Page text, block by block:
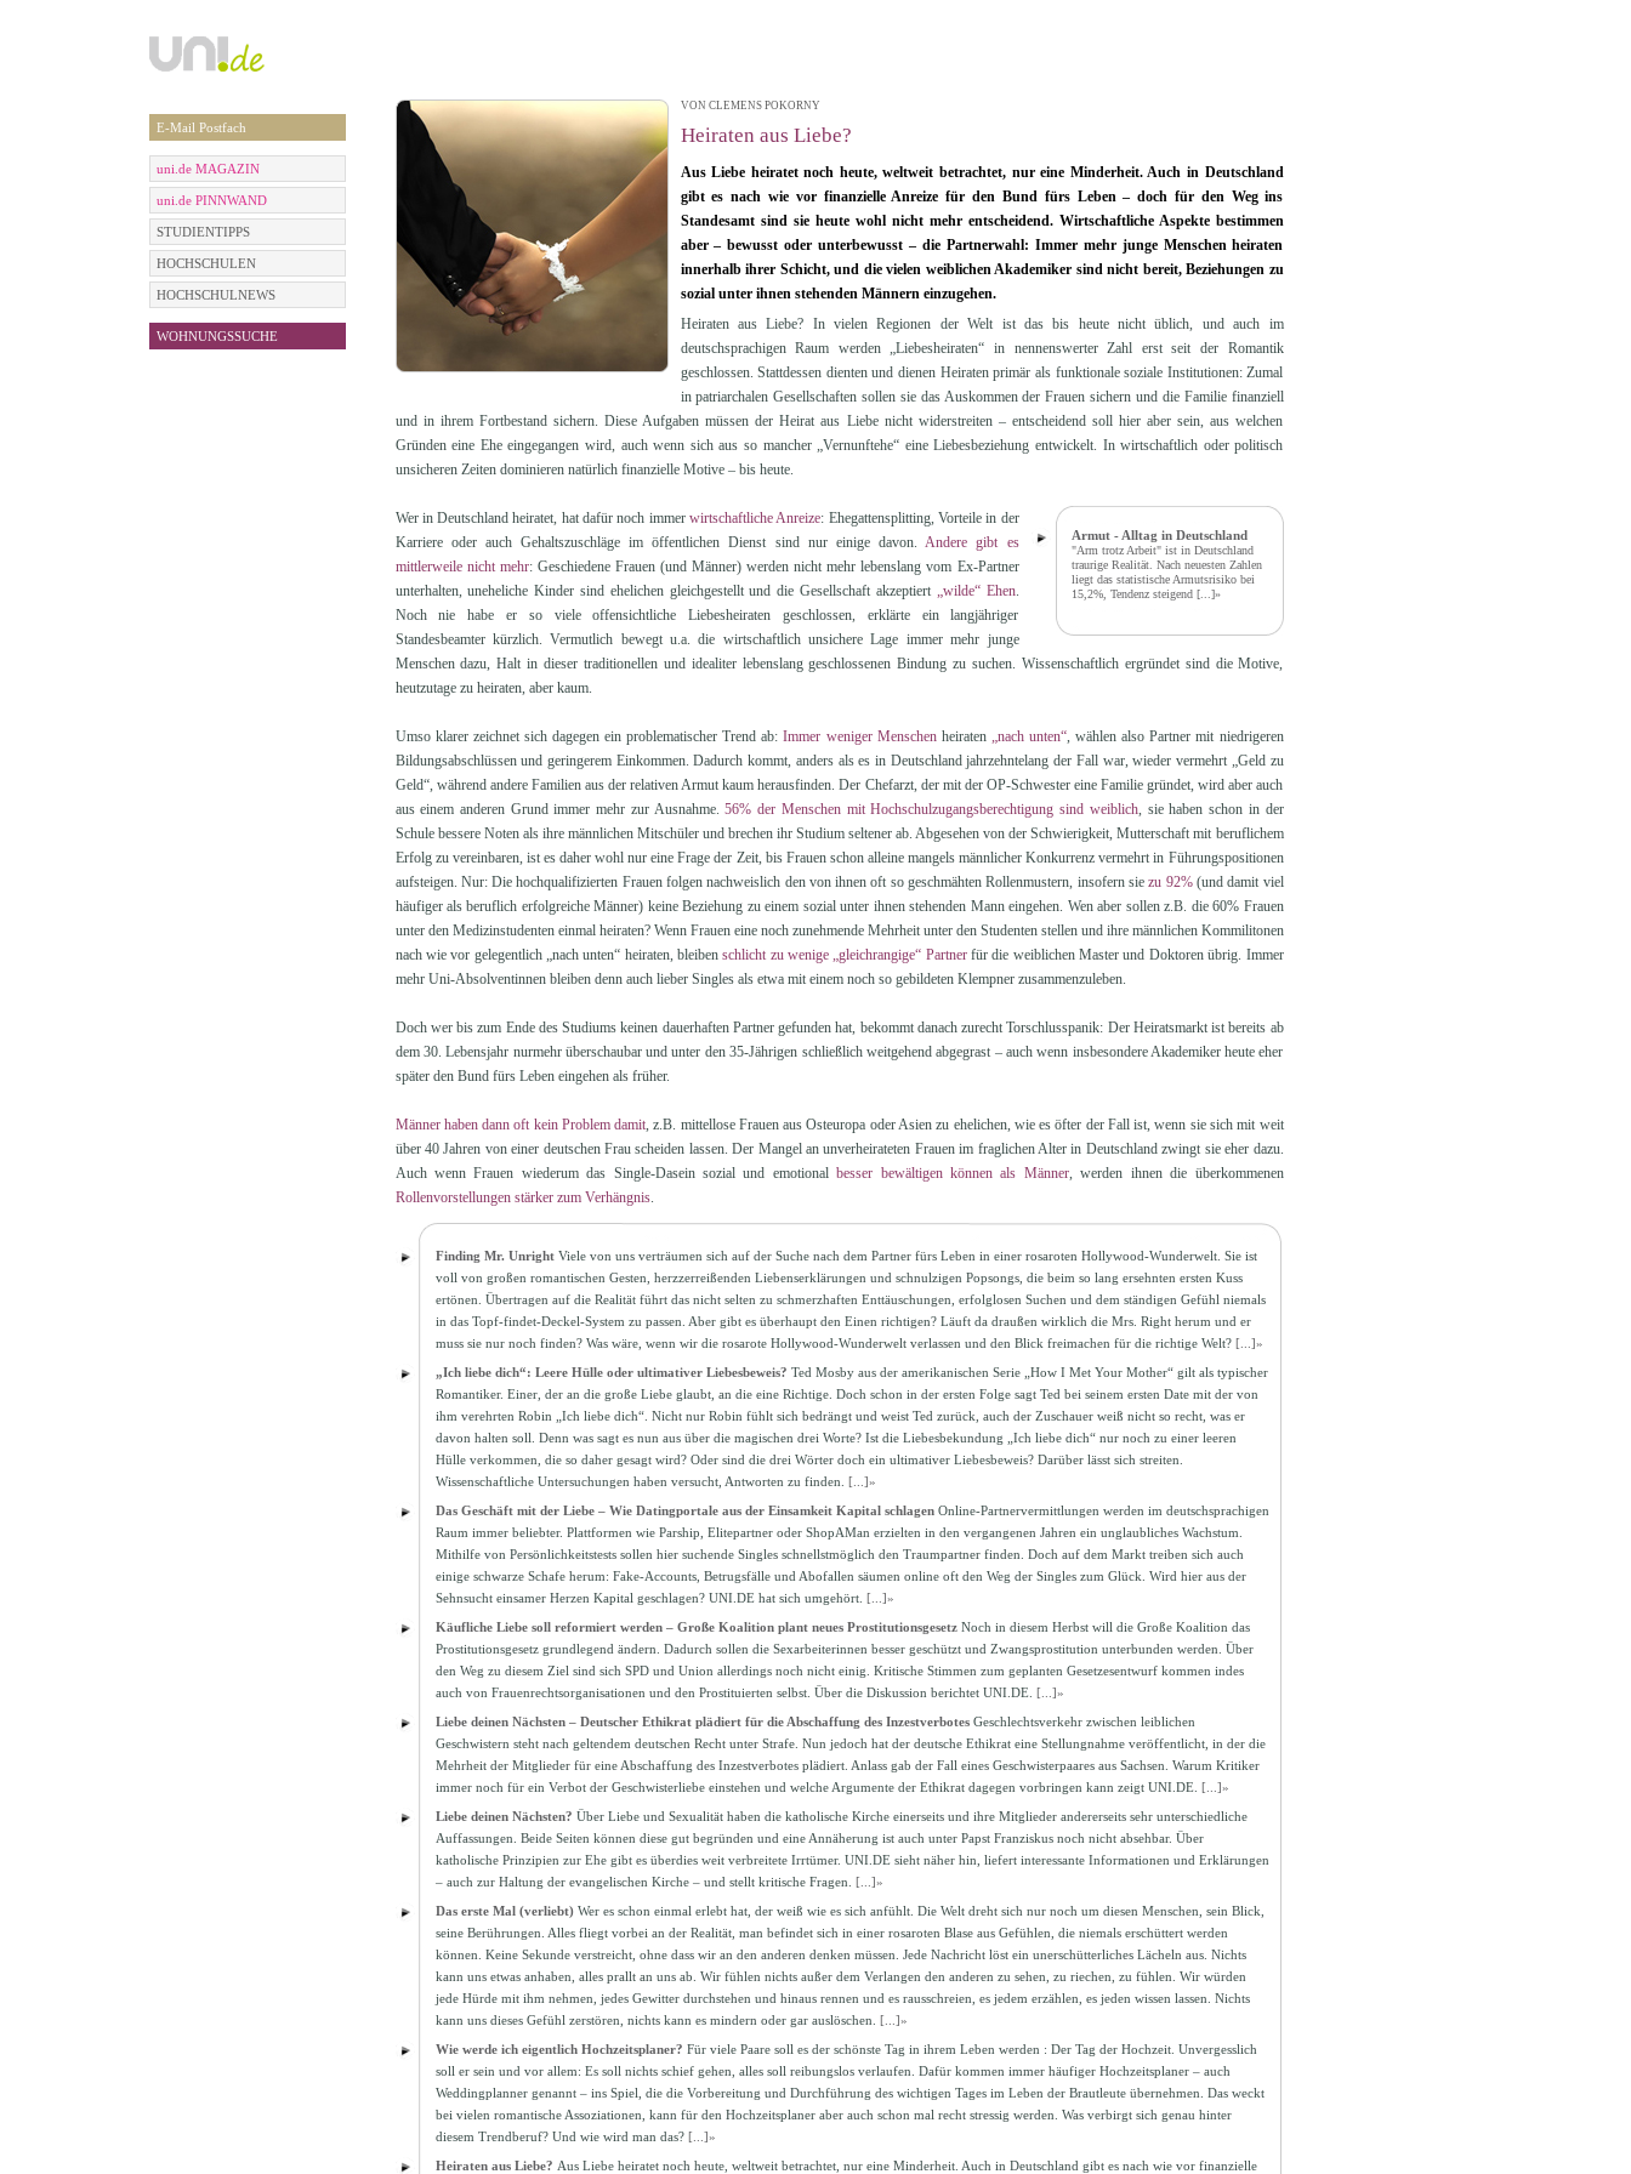
E-Mail Postfach
uni.de MAGAZIN
uni.de PINNWAND
STUDIENTIPPS
HOCHSCHULEN
HOCHSCHULNEWS
WOHNUNGSSUCHE
VON CLEMENS POKORNY
Heiraten aus Liebe?
Aus Liebe heiratet noch heute, weltweit betrachtet, nur eine Minderheit. Auch in Deutschland
gibt es nach wie vor finanzielle Anreize für den Bund fürs Leben – doch für den Weg ins
Standesamt sind sie heute wohl nicht mehr entscheidend. Wirtschaftliche Aspekte bestimmen
aber – bewusst oder unterbewusst – die Partnerwahl: Immer mehr junge Menschen heiraten
innerhalb ihrer Schicht, und die vielen weiblichen Akademiker sind nicht bereit, Beziehungen zu
sozial unter ihnen stehenden Männern einzugehen.
Heiraten aus Liebe? In vielen Regionen der Welt ist das bis heute nicht üblich, und auch im
deutschsprachigen Raum werden „Liebesheiraten“ in nennenswerter Zahl erst seit der Romantik
geschlossen. Stattdessen dienten und dienen Heiraten primär als funktionale soziale Institutionen: Zumal
in patriarchalen Gesellschaften sollen sie das Auskommen der Frauen sichern und die Familie finanziell
und in ihrem Fortbestand sichern. Diese Aufgaben müssen der Heirat aus Liebe nicht widerstreiten – entscheidend soll hier aber sein, aus welchen
Gründen eine Ehe eingegangen wird, auch wenn sich aus so mancher „Vernunftehe“ eine Liebesbeziehung entwickelt. In wirtschaftlich oder politisch
unsicheren Zeiten dominieren natürlich finanzielle Motive – bis heute.
Armut - Alltag in Deutschland
"Arm trotz Arbeit" ist in Deutschland
traurige Realität. Nach neuesten Zahlen
liegt das statistische Armutsrisiko bei
15,2%, Tendenz steigend [...]»
Wer in Deutschland heiratet, hat dafür noch immer wirtschaftliche Anreize: Ehegattensplitting, Vorteile in der
Karriere oder auch Gehaltszuschläge im öffentlichen Dienst sind nur einige davon.Andere gibt es
mittlerweile nicht mehr: Geschiedene Frauen (und Männer) werden nicht mehr lebenslang vom Ex-Partner
unterhalten, uneheliche Kinder sind ehelichen gleichgestellt und die Gesellschaft akzeptiert „wilde“ Ehen.
Noch nie habe er so viele offensichtliche Liebesheiraten geschlossen, erklärte ein langjähriger
Standesbeamter kürzlich. Vermutlich bewegt u.a. die wirtschaftlich unsichere Lage immer mehr junge
Menschen dazu, Halt in dieser traditionellen und idealiter lebenslang geschlossenen Bindung zu suchen. Wissenschaftlich ergründet sind die Motive,
heutzutage zu heiraten, aber kaum.
Umso klarer zeichnet sich dagegen ein problematischer Trend ab:Immer weniger Menschenheiraten „nach unten“, wählen also Partner mit niedrigeren
Bildungsabschlüssen und geringerem Einkommen. Dadurch kommt, anders als es in Deutschland jahrzehntelang der Fall war, wieder vermehrt „Geld zu
Geld“, während andere Familien aus der relativen Armut kaum herausfinden. Der Chefarzt, der mit der OP-Schwester eine Familie gründet, wird aber auch
aus einem anderen Grund immer mehr zur Ausnahme.56% der Menschen mit Hochschulzugangsberechtigung sind weiblich, sie haben schon in der
Schule bessere Noten als ihre männlichen Mitschüler und brechen ihr Studium seltener ab. Abgesehen von der Schwierigkeit, Mutterschaft mit beruflichem
Erfolg zu vereinbaren, ist es daher wohl nur eine Frage der Zeit, bis Frauen schon alleine mangels männlicher Konkurrenz vermehrt in Führungspositionen
aufsteigen. Nur: Die hochqualifizierten Frauen folgen nachweislich den von ihnen oft so geschmähten Rollenmustern, insofern siezu 92%(und damit viel
häufiger als beruflich erfolgreiche Männer) keine Beziehung zu einem sozial unter ihnen stehenden Mann eingehen. Wen aber sollen z.B. die 60% Frauen
unter den Medizinstudenten einmal heiraten? Wenn Frauen eine noch zunehmende Mehrheit unter den Studenten stellen und ihre männlichen Kommilitonen
nach wie vor gelegentlich „nach unten“ heiraten, bleibenschlicht zu wenige „gleichrangige“ Partnerfür die weiblichen Master und Doktoren übrig. Immer
mehr Uni-Absolventinnen bleiben denn auch lieber Singles als etwa mit einem noch so gebildeten Klempner zusammenzuleben.
Doch wer bis zum Ende des Studiums keinen dauerhaften Partner gefunden hat, bekommt danach zurecht Torschlusspanik: Der Heiratsmarkt ist bereits ab
dem 30. Lebensjahr nurmehr überschaubar und unter den 35-Jährigen schließlich weitgehend abgegrast – auch wenn insbesondere Akademiker heute eher
später den Bund fürs Leben eingehen als früher.
Männer haben dann oft kein Problem damit, z.B. mittellose Frauen aus Osteuropa oder Asien zu ehelichen, wie es öfter der Fall ist, wenn sie sich mit weit
über 40 Jahren von einer deutschen Frau scheiden lassen. Der Mangel an unverheirateten Frauen im fraglichen Alter in Deutschland zwingt sie eher dazu.
Auch wenn Frauen wiederum das Single-Dasein sozial und emotionalbesser bewältigen können als Männer, werden ihnen die überkommenen
Rollenvorstellungen stärker zum Verhängnis.
Finding Mr. Unright Viele von uns verträumen sich auf der Suche nach dem Partner fürs Leben in einer rosaroten Hollywood-Wunderwelt. Sie ist
voll von großen romantischen Gesten, herzzerreißenden Liebenserklärungen und schnulzigen Popsongs, die beim so lang ersehnten ersten Kuss
ertönen. Übertragen auf die Realität führt das nicht selten zu schmerzhaften Enttäuschungen, erfolglosen Suchen und dem ständigen Gefühl niemals
in das Topf-findet-Deckel-System zu passen. Aber gibt es überhaupt den Einen richtigen? Läuft da draußen wirklich die Mrs. Right herum und er
muss sie nur noch finden? Was wäre, wenn wir die rosarote Hollywood-Wunderwelt verlassen und den Blick freimachen für die richtige Welt? [...]»
„Ich liebe dich“: Leere Hülle oder ultimativer Liebesbeweis? Ted Mosby aus der amerikanischen Serie „How I Met Your Mother“ gilt als typischer
Romantiker. Einer, der an die große Liebe glaubt, an die eine Richtige. Doch schon in der ersten Folge sagt Ted bei seinem ersten Date mit der von
ihm verehrten Robin „Ich liebe dich“. Nicht nur Robin fühlt sich bedrängt und weist Ted zurück, auch der Zuschauer weiß nicht so recht, was er
davon halten soll. Denn was sagt es nun aus über die magischen drei Worte? Ist die Liebesbekundung „Ich liebe dich“ nur noch zu einer leeren
Hülle verkommen, die so daher gesagt wird? Oder sind die drei Wörter doch ein ultimativer Liebesbeweis? Darüber lässt sich streiten.
Wissenschaftliche Untersuchungen haben versucht, Antworten zu finden. [...]»
Das Geschäft mit der Liebe – Wie Datingportale aus der Einsamkeit Kapital schlagen Online-Partnervermittlungen werden im deutschsprachigen
Raum immer beliebter. Plattformen wie Parship, Elitepartner oder ShopAMan erzielten in den vergangenen Jahren ein unglaubliches Wachstum.
Mithilfe von Persönlichkeitstests sollen hier suchende Singles schnellstmöglich den Traumpartner finden. Doch auf dem Markt treiben sich auch
einige schwarze Schafe herum: Fake-Accounts, Betrugsfälle und Abofallen säumen online oft den Weg der Singles zum Glück. Wird hier aus der
Sehnsucht einsamer Herzen Kapital geschlagen? UNI.DE hat sich umgehört. [...]»
Käufliche Liebe soll reformiert werden – Große Koalition plant neues Prostitutionsgesetz Noch in diesem Herbst will die Große Koalition das
Prostitutionsgesetz grundlegend ändern. Dadurch sollen die Sexarbeiterinnen besser geschützt und Zwangsprostitution unterbunden werden. Über
den Weg zu diesem Ziel sind sich SPD und Union allerdings noch nicht einig. Kritische Stimmen zum geplanten Gesetzesentwurf kommen indes
auch von Frauenrechtsorganisationen und den Prostituierten selbst. Über die Diskussion berichtet UNI.DE. [...]»
Liebe deinen Nächsten – Deutscher Ethikrat plädiert für die Abschaffung des Inzestverbotes Geschlechtsverkehr zwischen leiblichen
Geschwistern steht nach geltendem deutschen Recht unter Strafe. Nun jedoch hat der deutsche Ethikrat eine Stellungnahme veröffentlicht, in der die
Mehrheit der Mitglieder für eine Abschaffung des Inzestverbotes plädiert. Anlass gab der Fall eines Geschwisterpaares aus Sachsen. Warum Kritiker
immer noch für ein Verbot der Geschwisterliebe einstehen und welche Argumente der Ethikrat dagegen vorbringen kann zeigt UNI.DE. [...]»
Liebe deinen Nächsten? Über Liebe und Sexualität haben die katholische Kirche einerseits und ihre Mitglieder andererseits sehr unterschiedliche
Auffassungen. Beide Seiten können diese gut begründen und eine Annäherung ist auch unter Papst Franziskus noch nicht absehbar. Über
katholische Prinzipien zur Ehe gibt es überdies weit verbreitete Irrtümer. UNI.DE sieht näher hin, liefert interessante Informationen und Erklärungen
– auch zur Haltung der evangelischen Kirche – und stellt kritische Fragen. [...]»
Das erste Mal (verliebt) Wer es schon einmal erlebt hat, der weiß wie es sich anfühlt. Die Welt dreht sich nur noch um diesen Menschen, sein Blick,
seine Berührungen. Alles fliegt vorbei an der Realität, man befindet sich in einer rosaroten Blase aus Gefühlen, die niemals erschüttert werden
können. Keine Sekunde verstreicht, ohne dass wir an den anderen denken müssen. Jede Nachricht löst ein unerschütterliches Lächeln aus. Nichts
kann uns etwas anhaben, alles prallt an uns ab. Wir fühlen nichts außer dem Verlangen den anderen zu sehen, zu riechen, zu fühlen. Wir würden
jede Hürde mit ihm nehmen, jedes Gewitter durchstehen und hinaus rennen und es rausschreien, es jedem erzählen, es jeden wissen lassen. Nichts
kann uns dieses Gefühl zerstören, nichts kann es mindern oder gar auslöschen. [...]»
Wie werde ich eigentlich Hochzeitsplaner? Für viele Paare soll es der schönste Tag in ihrem Leben werden : Der Tag der Hochzeit. Unvergesslich
soll er sein und vor allem: Es soll nichts schief gehen, alles soll reibungslos verlaufen. Dafür kommen immer häufiger Hochzeitsplaner – auch
Weddingplanner genannt – ins Spiel, die die Vorbereitung und Durchführung des wichtigen Tages im Leben der Brautleute übernehmen. Das weckt
bei vielen romantische Assoziationen, kann für den Hochzeitsplaner aber auch schon mal recht stressig werden. Was verbirgt sich genau hinter
diesem Trendberuf? Und wie wird man das? [...]»
Heiraten aus Liebe? Aus Liebe heiratet noch heute, weltweit betrachtet, nur eine Minderheit. Auch in Deutschland gibt es nach wie vor finanzielle